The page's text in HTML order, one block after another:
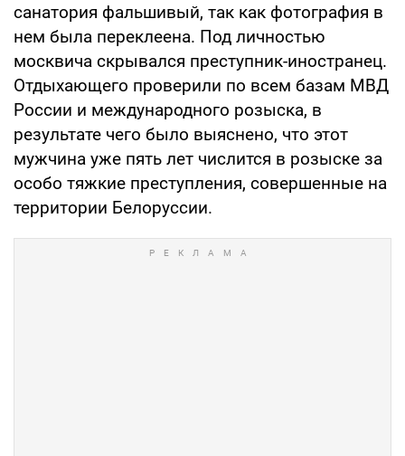
санатория фальшивый, так как фотография в
нем была переклеена. Под личностью
москвича скрывался преступник-иностранец.
Отдыхающего проверили по всем базам МВД
России и международного розыска, в
результате чего было выяснено, что этот
мужчина уже пять лет числится в розыске за
особо тяжкие преступления, совершенные на
территории Белоруссии.